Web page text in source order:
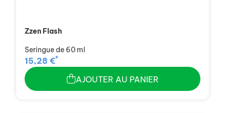
Zzen Flash
Seringue de 60 ml
15,28 €*
AJOUTER AU PANIER